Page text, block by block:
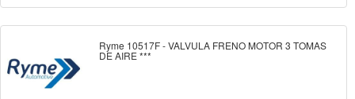
Ryme 10517F - VALVULA FRENO MOTOR 3 TOMAS
DE AIRE ***